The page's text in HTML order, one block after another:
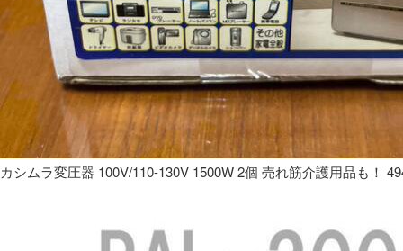
カシムラ変圧器 100V/110-130V 1500W 2個 売れ筋介護用品も！